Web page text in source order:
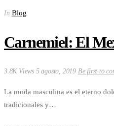
In Blog
Carnemiel: El
3.8K Views 5 agosto, 2019 Be first to
La moda masculina es el eterno
tradicionales y…